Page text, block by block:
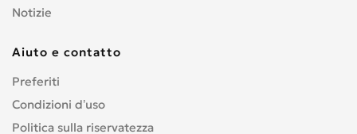
Notizie
Aiuto e contatto
Preferiti
Condizioni d’uso
Politica sulla riservatezza